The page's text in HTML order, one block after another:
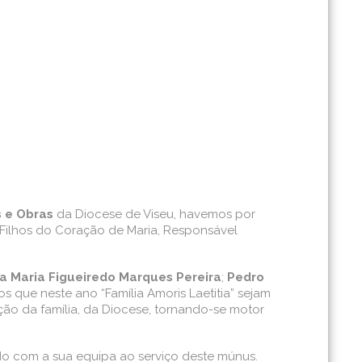
Obras da Diocese de Viseu, havemos por
do Coração de Maria, Responsável
Maria Figueiredo Marques Pereira; Pedro
que neste ano “Família Amoris Laetitia” sejam
da família, da Diocese, tornando-se motor
com a sua equipa ao serviço deste múnus.